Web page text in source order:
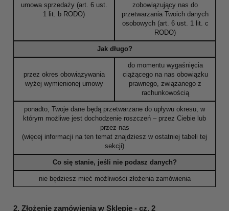
umowa sprzedaży (art. 6 ust.
1 lit. b RODO)
zobowiązujący nas do
przetwarzania Twoich danych
osobowych (art. 6 ust. 1 lit. c
RODO)
Jak długo?
przez okres obowiązywania
wyżej wymienionej umowy
do momentu wygaśnięcia
ciążącego na nas obowiązku
prawnego, związanego z
rachunkowością
ponadto, Twoje dane będą przetwarzane do upływu okresu, w
którym możliwe jest dochodzenie roszczeń – przez Ciebie lub
przez nas
(więcej informacji na ten temat znajdziesz w ostatniej tabeli tej
sekcji)
Co się stanie, jeśli nie podasz danych?
nie będziesz mieć możliwości złożenia zamówienia
2. Złożenie zamówienia w Sklepie - cz. 2